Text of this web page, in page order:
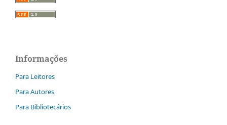
Informações
Para Leitores
Para Autores
Para Bibliotecários